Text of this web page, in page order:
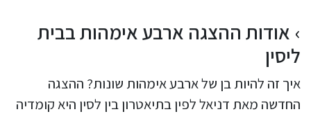
אודות ההצגה ארבע אימהות בבית
ליסין
איך זה להיות בן של ארבע אימהות שונות? ההצגה
החדשה מאת דניאל לפין בתיאטרון בין לסין היא קומדיה